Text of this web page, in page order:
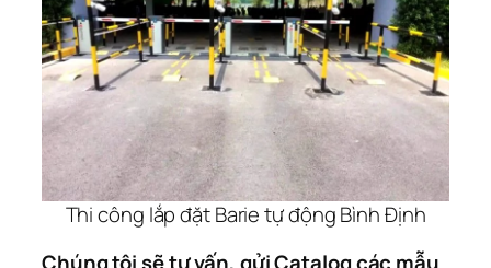
Thi công lắp đặt Barie tự động Bình Định
Chúng tôi sẽ tư vấn, gửi Catalog các mẫu